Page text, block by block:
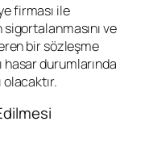
firması ile
sigortalanmasını ve
bir sözleşme
hasar durumlarında
olacaktır.